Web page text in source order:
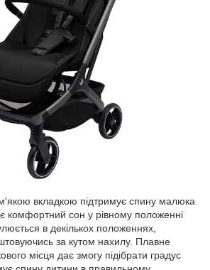
вкладкою підтримує спину малюка
комфортний сон у рівному положенні
в декількох положеннях,
за кутом нахилу. Плавне
місця дає змогу підібрати градус